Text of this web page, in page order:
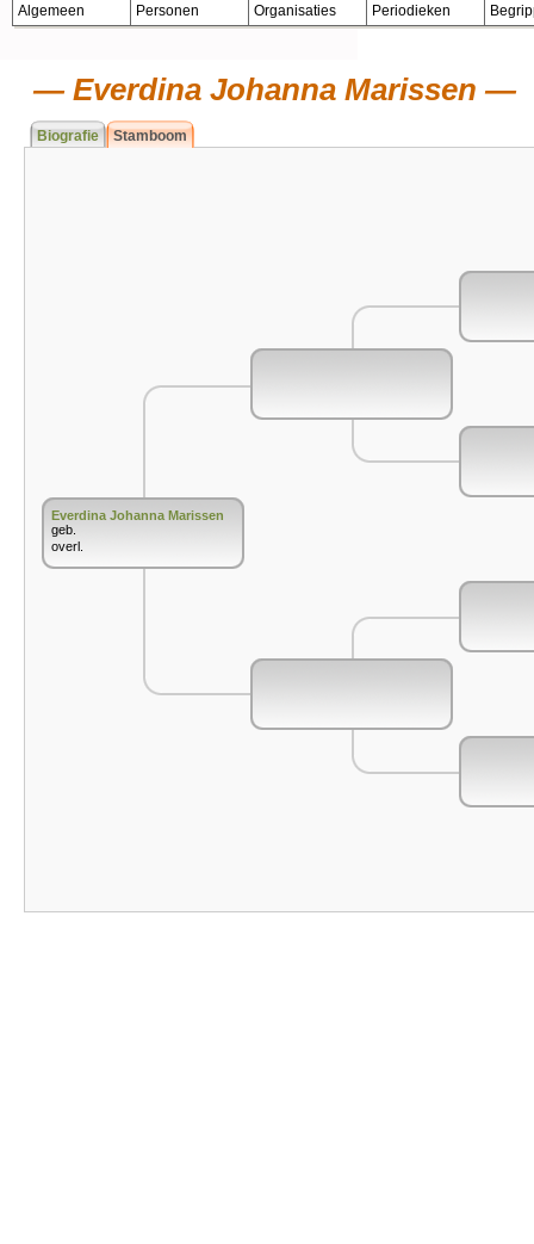
Algemeen Personen Organisaties Periodieken
Everdina Johanna Marissen
Biografie Stamboom
Everdina Johanna Marissen
geb.
overl.